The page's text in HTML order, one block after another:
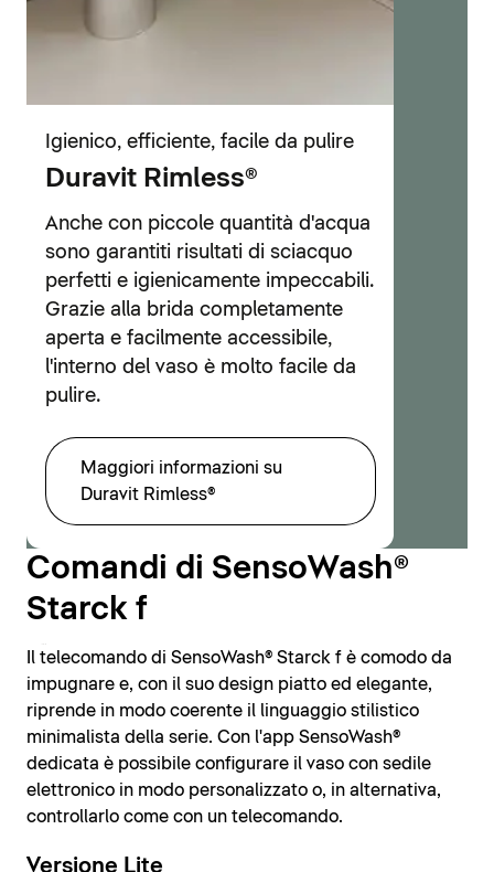
Igienico, efficiente, facile da pulire
Duravit Rimless®
Anche con piccole quantità d'acqua
sono garantiti risultati di sciacquo
perfetti e igienicamente impeccabili.
Grazie alla brida completamente
aperta e facilmente accessibile,
l'interno del vaso è molto facile da
pulire.
Maggiori informazioni su
Duravit Rimless®
Comandi di SensoWash®
Starck f
Il telecomando di SensoWash® Starck f è comodo da
impugnare e, con il suo design piatto ed elegante,
riprende in modo coerente il linguaggio stilistico
minimalista della serie. Con l'app SensoWash®
dedicata è possibile configurare il vaso con sedile
elettronico in modo personalizzato o, in alternativa,
controllarlo come con un telecomando.
Versione Lite